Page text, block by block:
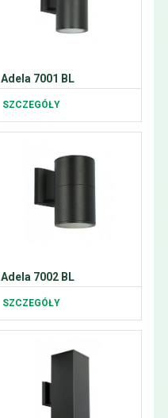
Adela 7001 BL
SZCZEGÓŁY
Adela 7002 BL
SZCZEGÓŁY